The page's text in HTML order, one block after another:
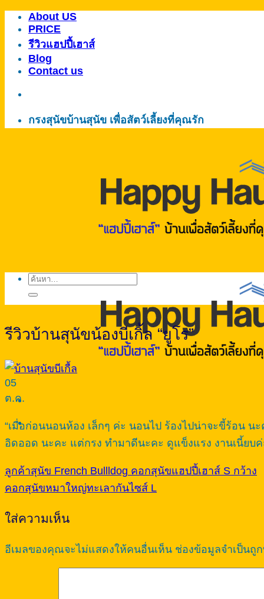
ข้าม
เนื้อหา
About US
PRICE
รีวิวแฮปปี้เฮาส์
Blog
Contact us
กรงสุนัขบ้านสุนัข เพื่อสัตว์เลี้ยงที่คุณรัก
ค้นหา:
รีวิวบ้านสุนัขน้องบีเกิ้ล “ยูโร”
05
ต.ค.
“เมื่อก่อนนอนห้อง เล็กๆ ค่ะ นอนไป ร้องไปน่าจะขี้ร้อน
อิดออด นะคะ แต่กรง ทำมาดีนะคะ ดูแข็งแรง งานเนี้ยบค่
ลูกค้าสุนัข French Bullldog คอกสุนัขแฮปปี้เฮาส์ S กว้าง
คอกสุนัขหมาใหญ่ทะเลากันไซส์ L
ใส่ความเห็น
อีเมลของคุณจะไม่แสดงให้คนอื่นเห็น ช่องข้อมูลจำเป็นถู